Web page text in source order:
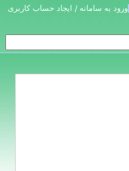
ورود به سامانه / ایجاد حساب کاربری